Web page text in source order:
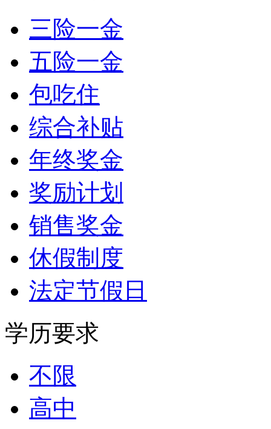
三险一金
五险一金
包吃住
综合补贴
年终奖金
奖励计划
销售奖金
休假制度
法定节假日
学历要求
不限
高中